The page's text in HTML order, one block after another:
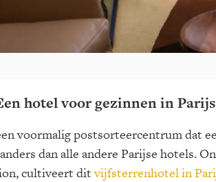
hotel voor gezinnen in
voormalig postsorteercentrum dat
dan alle andere Parijse hotels.
cultiveert ditvijfsterrenhotel in